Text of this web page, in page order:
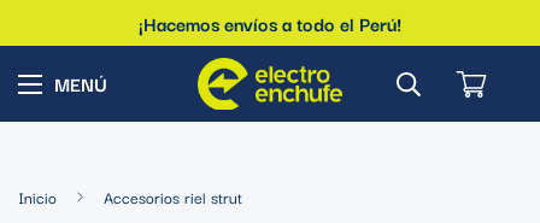
¡Hacemos envíos a todo el Perú!
Inicio Accesorios riel strut